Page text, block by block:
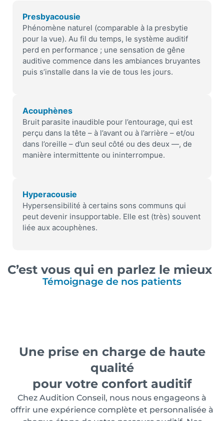
Presbyacousie
Phénomène naturel (comparable à la presbytie
pour la vue). Au fil du temps, le système auditif
perd en performance ; une sensation de gêne
auditive commence dans les ambiances bruyantes
puis s’installe dans la vie de tous les jours.
Acouphènes
Bruit parasite inaudible pour l’entourage, qui est
perçu dans la tête – à l’avant ou à l’arrière – et/ou
dans l’oreille – d’un seul côté ou des deux —, de
manière intermittente ou ininterrompue.
Hyperacousie
Hypersensibilité à certains sons communs qui
peut devenir insupportable. Elle est (très) souvent
liée aux acouphènes.
C’est vous qui en parlez le mieux
Témoignage de nos patients
Une prise en charge de haute
qualité
pour votre confort auditif
Chez Audition Conseil, nous nous engageons à
offrir une expérience complète et personnalisée à